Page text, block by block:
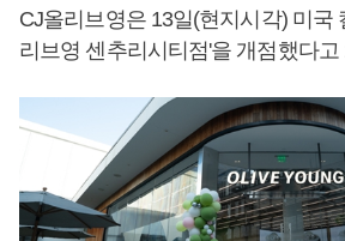
CJ올리브영은 13일(현지시각) 미국
리브영 센추리시티점'을 개점했다고